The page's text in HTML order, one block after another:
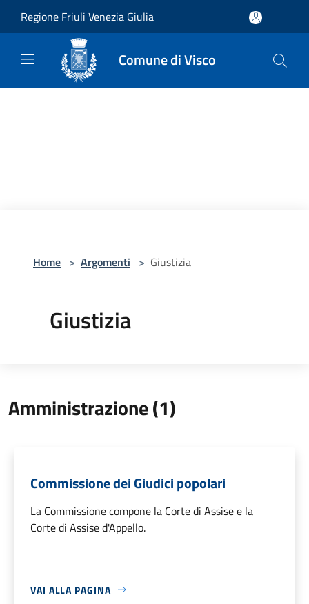
Regione Friuli Venezia Giulia
Comune di Visco
Home > Argomenti > Giustizia
Giustizia
Amministrazione (1)
Commissione dei Giudici popolari
La Commissione compone la Corte di Assise e la
Corte di Assise d'Appello.
VAI ALLA PAGINA